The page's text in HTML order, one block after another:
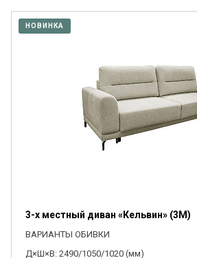
НОВИНКА
3-х местный диван «Кельвин» (3M)
ВАРИАНТЫ ОБИВКИ
Д×Ш×В: 2490/1050/1020 (мм)